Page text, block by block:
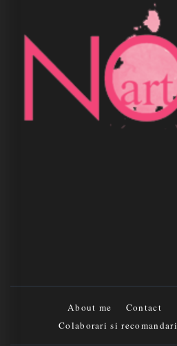
About me
Contact
Colaborari si recomandari